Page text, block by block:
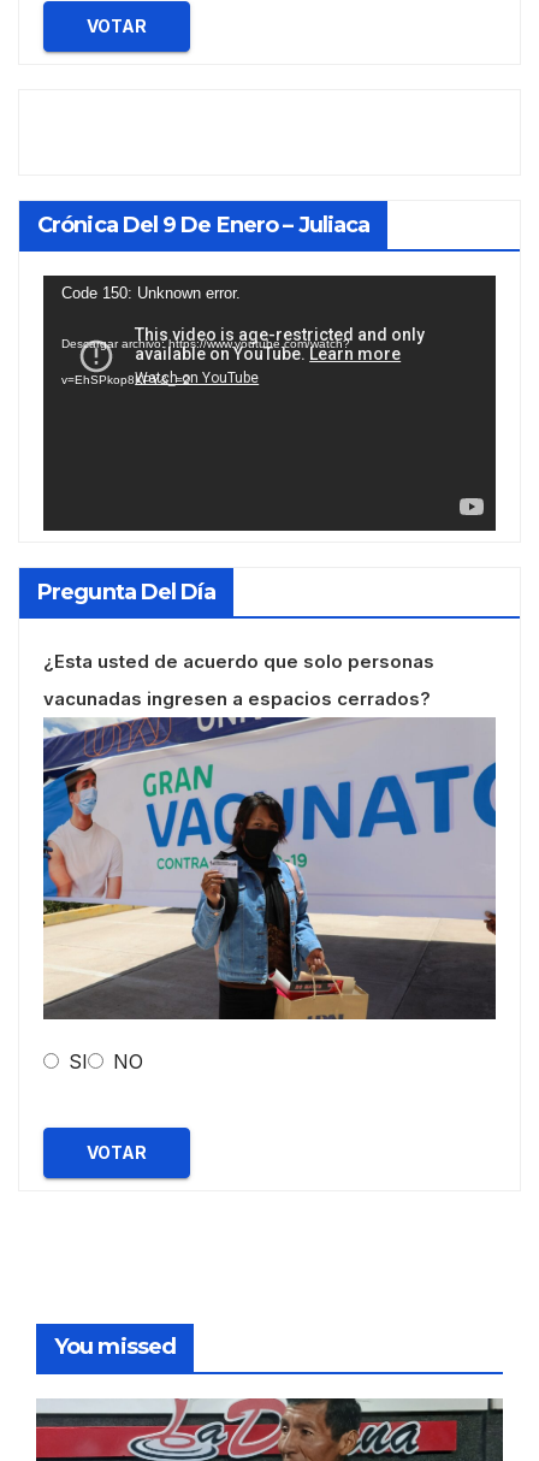
VOTAR
Crónica Del 9 De Enero – Juliaca
Reproductor
vídeo
Code 150: Unknown error.
Descargar archivo: https://www.youtube.com/watch?
v=EhSPkop8KPY&_=2
Pregunta Del Día
¿Esta usted de acuerdo que solo personas
vacunadas ingresen a espacios cerrados?
SI NO
VOTAR
You missed